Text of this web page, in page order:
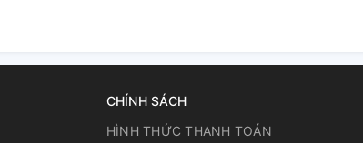
CHÍNH SÁCH
HÌNH THỨC THANH TOÁN